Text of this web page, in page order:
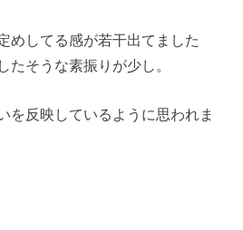
めしてる感が若干出てました
たそうな素振りが少し。
を反映しているように思われま